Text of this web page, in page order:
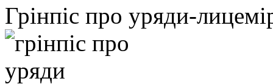
Грінпіс про уряди-